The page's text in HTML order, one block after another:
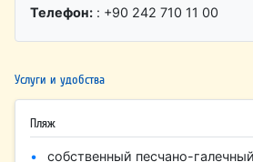
Телефон: : +90 242 710 11 00
Услуги и удобства
Пляж
собственный песчано-